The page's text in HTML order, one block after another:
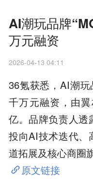
AI潮玩品牌
万元融资
2026-04-13 04:11
36氪获悉，AI潮玩
千万元融资，由
亿。品牌负责人透
投向AI技术迭代、
道拓展及核心商圈
原文链接